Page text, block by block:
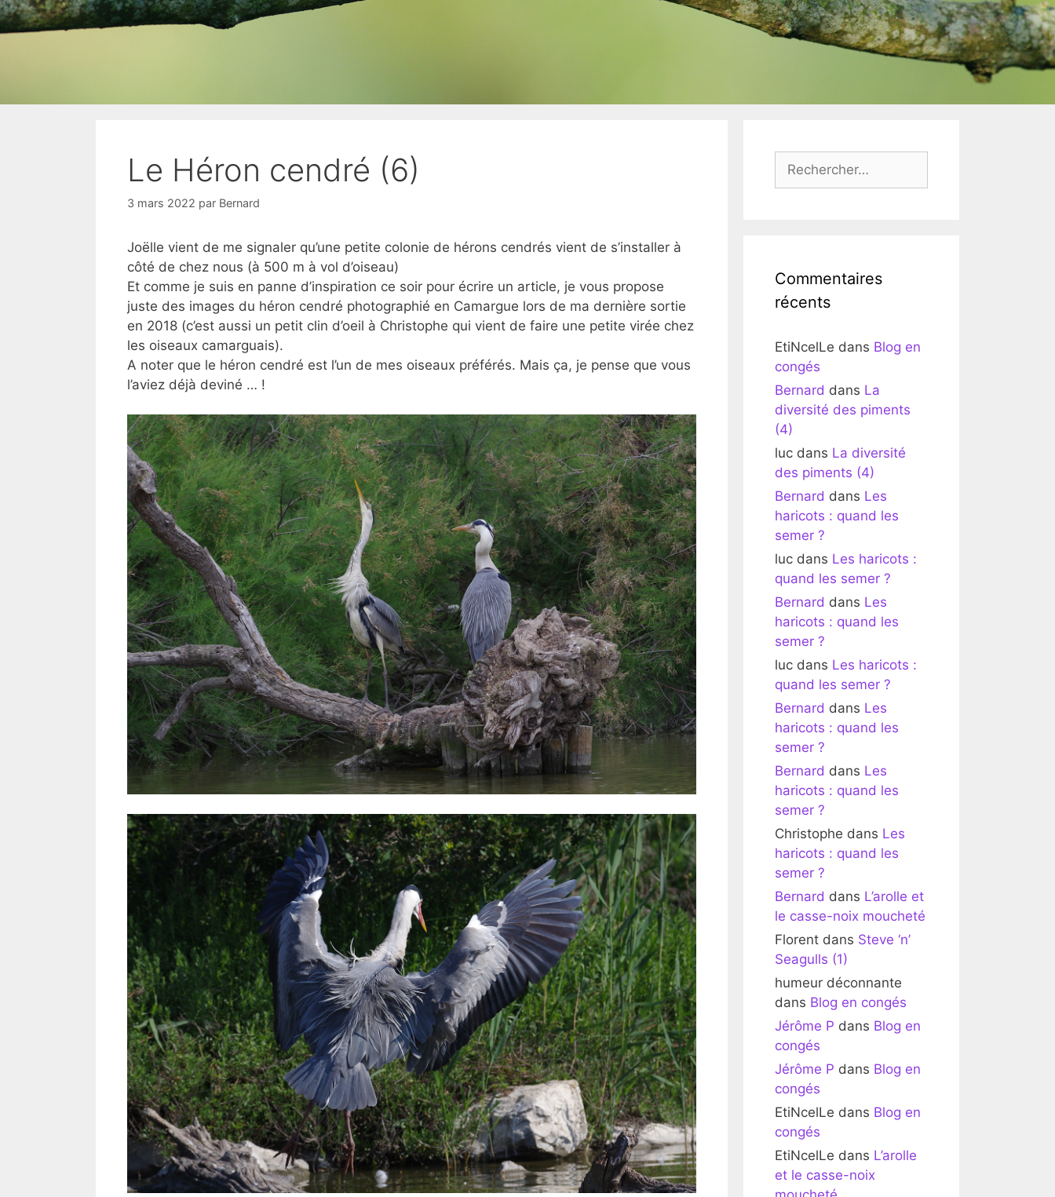
Le Héron cendré (6)
3 mars 2022 par Bernard
Joëlle vient de me signaler qu’une petite colonie de hérons cendrés vient de s’installer à
côté de chez nous (à 500 m à vol d’oiseau)
Et comme je suis en panne d’inspiration ce soir pour écrire un article, je vous propose
juste des images du héron cendré photographié en Camargue lors de ma dernière sortie
en 2018 (c’est aussi un petit clin d’oeil à Christophe qui vient de faire une petite virée chez
les oiseaux camarguais).
A noter que le héron cendré est l’un de mes oiseaux préférés. Mais ça, je pense que vous
l’aviez déjà deviné … !
Commentaires
récents
EtiNcelLe dans Blog en
congés
Bernard dans La
diversité des piments
(4)
luc dans La diversité
des piments (4)
Bernard dans Les
haricots : quand les
semer ?
luc dans Les haricots :
quand les semer ?
Bernard dans Les
haricots : quand les
semer ?
luc dans Les haricots :
quand les semer ?
Bernard dans Les
haricots : quand les
semer ?
Bernard dans Les
haricots : quand les
semer ?
Christophe dans Les
haricots : quand les
semer ?
Bernard dans L’arolle et
le casse-noix moucheté
Florent dans Steve ‘n’
Seagulls (1)
humeur déconnante
dans Blog en congés
Jérôme P dans Blog en
congés
Jérôme P dans Blog en
congés
EtiNcelLe dans Blog en
congés
EtiNcelLe dans L’arolle
et le casse-noix